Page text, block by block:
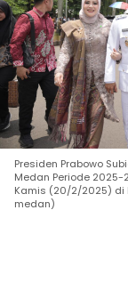
Presiden Prabowo
Medan Periode 2025-
Kamis (20/2/2025) di
medan)